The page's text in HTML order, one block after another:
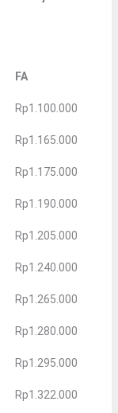
FA
Rp1.100.000
Rp1.165.000
Rp1.175.000
Rp1.190.000
Rp1.205.000
Rp1.240.000
Rp1.265.000
Rp1.280.000
Rp1.295.000
Rp1.322.000